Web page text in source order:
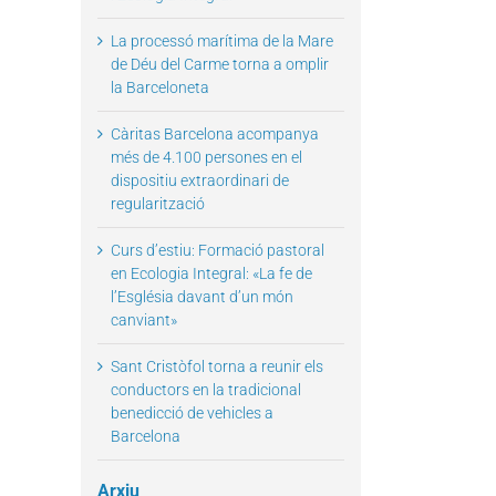
La processó marítima de la Mare
de Déu del Carme torna a omplir
la Barceloneta
Càritas Barcelona acompanya
més de 4.100 persones en el
dispositiu extraordinari de
regularització
Curs d’estiu: Formació pastoral
en Ecologia Integral: «La fe de
l’Església davant d’un món
canviant»
Sant Cristòfol torna a reunir els
conductors en la tradicional
benedicció de vehicles a
Barcelona
Arxiu